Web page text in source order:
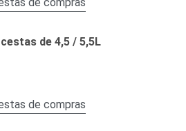
de 4,5 / 5,5L